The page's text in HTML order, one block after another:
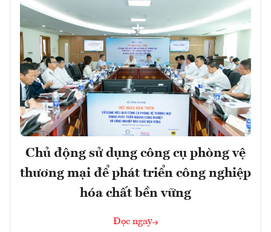
Chủ động sử dụng công cụ phòng vệ
thương mại để phát triển công nghiệp
hóa chất bền vững
Đọc ngay